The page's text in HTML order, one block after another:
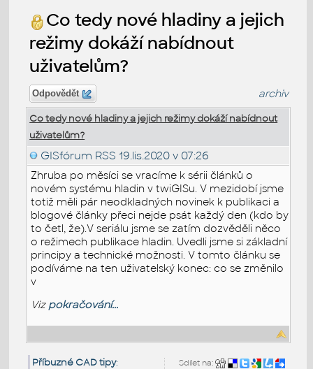
Co tedy nové hladiny a jejich
režimy dokáží nabídnout
uživatelům?
Odpovědět archiv
Co tedy nové hladiny a jejich režimy dokáží nabídnout
uživatelům?
GISfórum RSS 19.lis.2020 v 07:26
Zhruba po měsíci se vracíme k sérii článků o
novém systému hladin v twiGISu. V mezidobí jsme
totiž měli pár neodkladných novinek k publikaci a
blogové články přeci nejde psát každý den (kdo by
to četl, že).V seriálu jsme se zatím dozvěděli něco
o režimech publikace hladin. Uvedli jsme si základní
principy a technické možnosti. V tomto článku se
podíváme na ten uživatelský konec: co se změnilo
v
Viz pokračování...
Sdílet na:
Příbuzné CAD tipy: